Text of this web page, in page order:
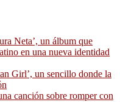
Neta’, un álbum que
en una nueva identidad
Girl’, un sencillo donde la
canción sobre romper con